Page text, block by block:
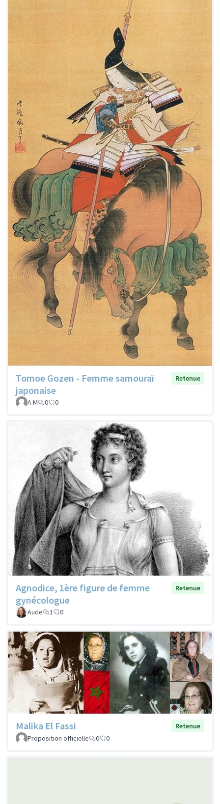
Tomoe Gozen - Femme samouraï
japonaise
Retenue
A M 0 0
Agnodice, 1ère figure de femme
gynécologue
Retenue
Aude 1 0
Malika El Fassi
Retenue
Proposition officielle
0 0